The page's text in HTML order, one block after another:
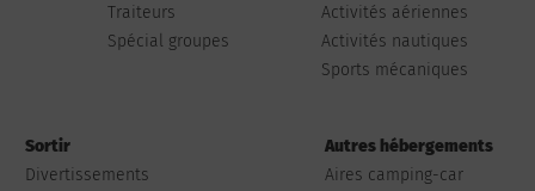
Traiteurs
Spécial groupes
Activités aériennes
Activités nautiques
Sports mécaniques
Sortir
Divertissements
Autres hébergements
Aires camping-car